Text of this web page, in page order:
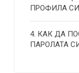
ПРОФИЛА
4. КАК ДА
ПАРОЛАТА